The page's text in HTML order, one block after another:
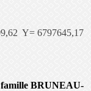
Y= 6797645,17
BRUNEAU-